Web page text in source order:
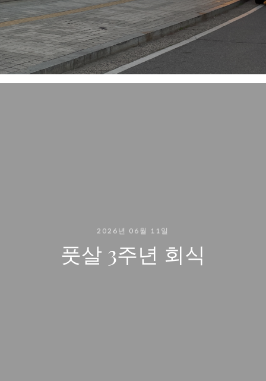
2026년 06월 11일
풋살 3주년 회식